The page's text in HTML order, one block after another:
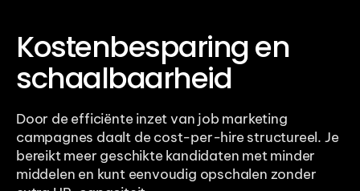
Kostenbesparing en
schaalbaarheid
Door de efficiënte inzet van job marketing
campagnes daalt de cost-per-hire structureel. Je
bereikt meer geschikte kandidaten met minder
middelen en kunt eenvoudig opschalen zonder